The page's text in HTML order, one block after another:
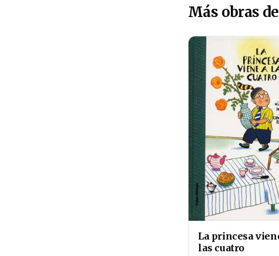
Más obras
La princesa
las cuatro